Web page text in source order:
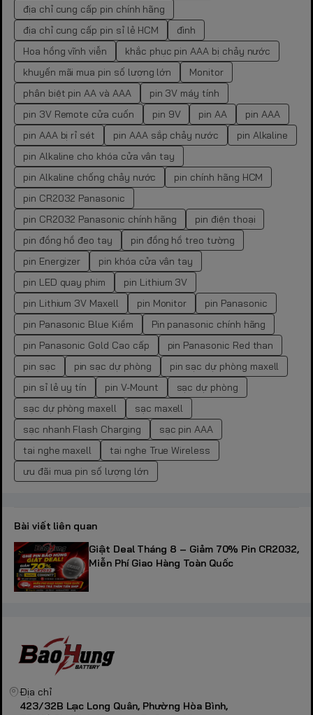
địa chỉ cung cấp pin chính hãng
địa chỉ cung cấp pin sỉ lẻ HCM
đình
Hoa hồng vĩnh viễn
khắc phục pin AAA bị chảy nước
khuyến mãi mua pin số lượng lớn
Monitor
phân biệt pin AA và AAA
pin 3V máy tính
pin 3V Remote cửa cuốn
pin 9V pin AA
pin AAA
pin AAA bị rỉ sét
pin AAA sắp chảy nước
pin Alkaline
pin Alkaline cho khóa cửa vân tay
pin Alkaline chống chảy nước
pin chính hãng HCM
pin CR2032 Panasonic
pin CR2032 Panasonic chính hãng
pin điện thoại
pin đồng hồ đeo tay
pin đồng hồ treo tường
pin Energizer
pin khóa cửa vân tay
pin LED quay phim
pin Lithium 3V
pin Lithium 3V Maxell
pin Monitor
pin Panasonic
pin Panasonic Blue Kiềm
Pin panasonic chính hãng
pin Panasonic Gold Cao cấp
pin Panasonic Red than
pin sạc
pin sạc dự phòng
pin sạc dự phòng maxell
pin sỉ lẻ uy tín
pin V-Mount
sạc dự phòng
sạc dự phòng maxell
sạc maxell
sạc nhanh Flash Charging
sạc pin AAA
tai nghe maxell
tai nghe True Wireless
ưu đãi mua pin số lượng lớn
Bài viết liên quan
Giật Deal Tháng 8 – Giảm 70% Pin CR2032,
Miễn Phí Giao Hàng Toàn Quốc
Địa chỉ
423/32B Lạc Long Quân, Phường Hòa Bình,